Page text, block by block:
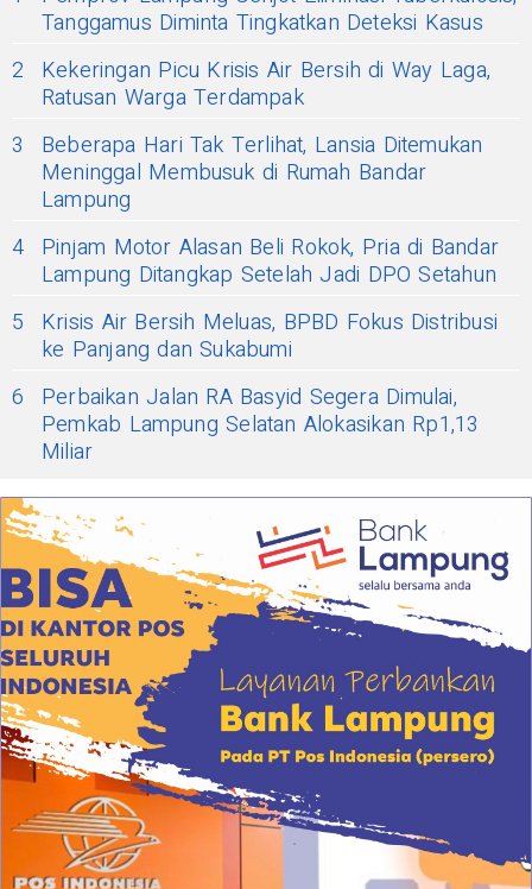
Tanggamus Diminta Tingkatkan Deteksi Kasus
2
Kekeringan Picu Krisis Air Bersih di Way Laga,
Ratusan Warga Terdampak
3
Beberapa Hari Tak Terlihat, Lansia Ditemukan
Meninggal Membusuk di Rumah Bandar
Lampung
4 Pinjam Motor Alasan Beli Rokok, Pria di Bandar
Lampung Ditangkap Setelah Jadi DPO Setahun
5
Krisis Air Bersih Meluas, BPBD Fokus Distribusi
ke Panjang dan Sukabumi
6
Perbaikan Jalan RA Basyid Segera Dimulai,
Pemkab Lampung Selatan Alokasikan Rp1,13
Miliar